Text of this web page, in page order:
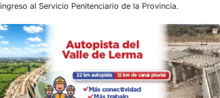
ingreso al Servicio Penitenciario de la Provincia.